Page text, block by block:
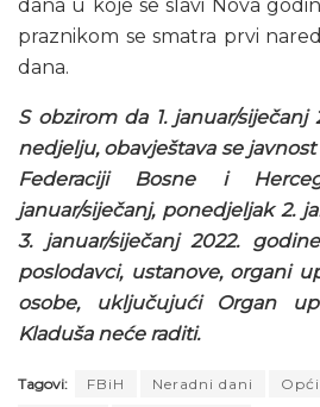
dana u koje se slavi Nova
praznikom se smatra prvi
dana.
S obzirom da 1. januar/
nedjelju, obavještava se
Federaciji Bosne i
januar/siječanj, ponedjeljak 2.
3. januar/siječanj 2022.
poslodavci, ustanove, organi
osobe, uključujući Organ
Kladuša neće raditi.
Tagovi: FBiH Neradni dani